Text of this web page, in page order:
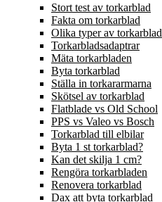
Stort test av torkarblad
Fakta om torkarblad
Olika typer av torkarblad
Torkarbladsadaptrar
Mäta torkarbladen
Byta torkarblad
Ställa in torkararmarna
Skötsel av torkarblad
Flatblade vs Old School
PPS vs Valeo vs Bosch
Torkarblad till elbilar
Byta 1 st torkarblad?
Kan det skilja 1 cm?
Rengöra torkarbladen
Renovera torkarblad
Dax att byta torkarblad